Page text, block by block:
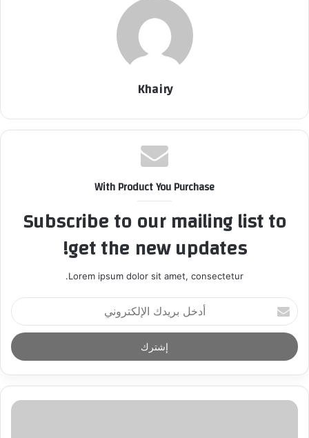
Khairy
With Product You Purchase
Subscribe to our mailing list to
get the new updates!
Lorem ipsum dolor sit amet, consectetur.
أ
د
خ
ل
ر
د